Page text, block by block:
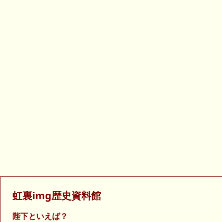
虹裏img歴史資料館
陛下といえば？